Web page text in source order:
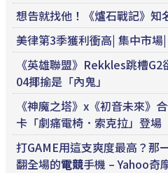
想告就找他！《爐石戰記》知
美律第3季獲利衝高| 集中市場
《英雄聯盟》Rekkles跳槽
04揶揄是「內鬼」
《神魔之塔》x《初音未來》
卡「劇痛電椅．索克拉」登場
打GAME用這支爽度最高？那
翻全場的電競手機 – Yahoo奇